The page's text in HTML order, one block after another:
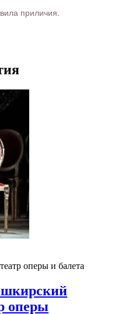
приличия.
оперы и балета
оперы